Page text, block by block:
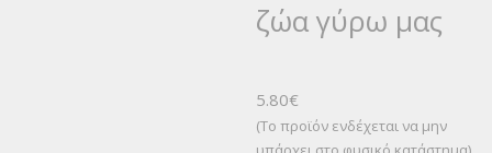
ζώα γύρω μας
5.80€
(Το προϊόν ενδέχεται να μην